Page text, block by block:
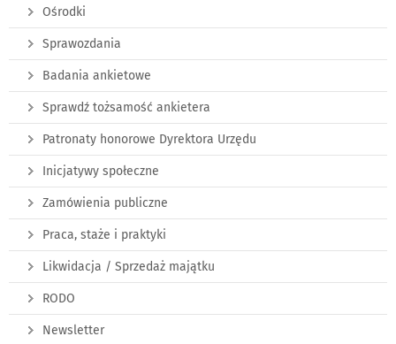
Ośrodki
Sprawozdania
Badania ankietowe
Sprawdź tożsamość ankietera
Patronaty honorowe Dyrektora Urzędu
Inicjatywy społeczne
Zamówienia publiczne
Praca, staże i praktyki
Likwidacja / Sprzedaż majątku
RODO
Newsletter